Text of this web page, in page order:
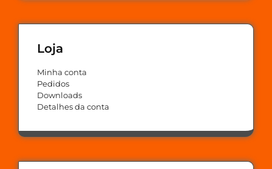
Loja
Minha conta
Pedidos
Downloads
Detalhes da conta